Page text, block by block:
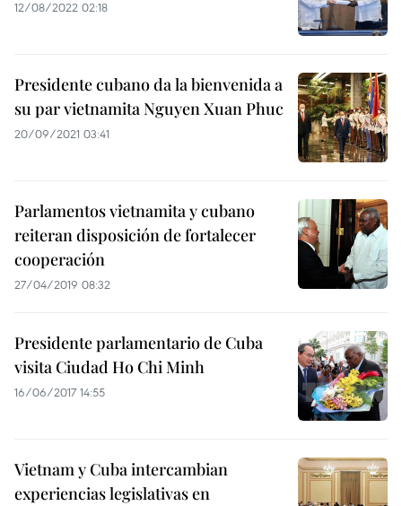
12/08/2022 02:18
Presidente cubano da la bienvenida a
su par vietnamita Nguyen Xuan Phuc
20/09/2021 03:41
Parlamentos vietnamita y cubano
reiteran disposición de fortalecer
cooperación
27/04/2019 08:32
Presidente parlamentario de Cuba
visita Ciudad Ho Chi Minh
16/06/2017 14:55
Vietnam y Cuba intercambian
experiencias legislativas en